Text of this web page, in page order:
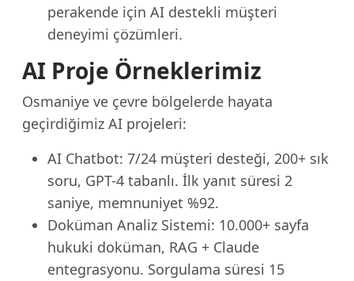
perakende için AI destekli müşteri
deneyimi çözümleri.
AI Proje Örneklerimiz
Osmaniye ve çevre bölgelerde hayata
geçirdiğimiz AI projeleri:
AI Chatbot: 7/24 müşteri desteği, 200+ sık
soru, GPT-4 tabanlı. İlk yanıt süresi 2
saniye, memnuniyet %92.
Doküman Analiz Sistemi: 10.000+ sayfa
hukuki doküman, RAG + Claude
entegrasyonu. Sorgulama süresi 15